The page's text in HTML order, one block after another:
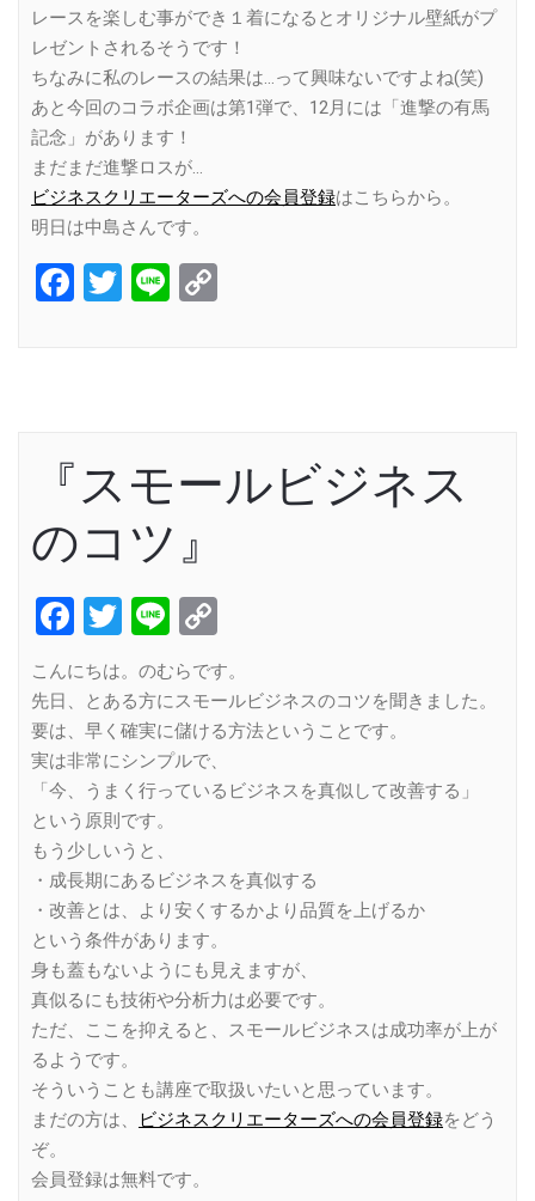
レースを楽しむ事ができ１着になるとオリジナル壁紙がプ
レゼントされるそうです！
ちなみに私のレースの結果は…って興味ないですよね(笑)
あと今回のコラボ企画は第1弾で、12月には「進撃の有馬
記念」があります！
まだまだ進撃ロスが…
ビジネスクリエーターズへの会員登録はこちらから。
明日は中島さんです。
Facebook
Twitter
Line
『スモールビジネス
のコツ』
Facebook
Twitter
Line
Link
こんにちは。のむらです。
先日、とある方にスモールビジネスのコツを聞きました。
要は、早く確実に儲ける方法ということです。
実は非常にシンプルで、
「今、うまく行っているビジネスを真似して改善する」
という原則です。
もう少しいうと、
・成長期にあるビジネスを真似する
・改善とは、より安くするかより品質を上げるか
という条件があります。
身も蓋もないようにも見えますが、
真似るにも技術や分析力は必要です。
ただ、ここを抑えると、スモールビジネスは成功率が上が
るようです。
そういうことも講座で取扱いたいと思っています。
まだの方は、
ビジネスクリエーターズへの会員登録をどう
ぞ。
会員登録は無料です。